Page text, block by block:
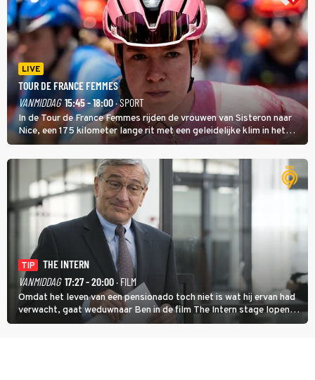
LIVE
TOUR DE FRANCE FEMMES
VANMIDDAG 15:45 - 18:00· SPORT
In de Tour de France Femmes rijden de vrouwen van Sisteron naar
Nice, een 175 kilometer lange rit met een geleidelijke klim in het
midden. Dat is mogelijk niet de zwaarste hindernis, dat is de
temperatuur. Het kan in Nice namelijk bloedheet worden.
TIP
THE INTERN
VANMIDDAG 17:27 - 20:00· FILM
Omdat het leven van een pensionado toch niet is wat hij ervan had
verwacht, gaat weduwnaar Ben in de film The Intern stage lopen
bij de hippe webwinkel van Jules, wat een gouden zet blijkt te zijn.